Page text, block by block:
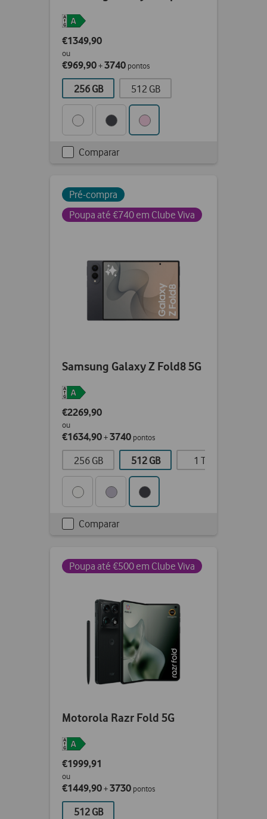
€1349,90
ou
€969,90+3740 pontos
256 GB 512 GB
Checkbox
Comparar
Pré-compra
Poupa até €740 em Clube Viva
Samsung Galaxy Z Fold8 5G
€2269,90
ou
€1634,90+3740 pontos
256 GB 512 GB 1 TB
Checkbox
Comparar
Poupa até €500 em Clube Viva
Motorola Razr Fold 5G
€1999,91
ou
€1449,90+3730 pontos
512 GB